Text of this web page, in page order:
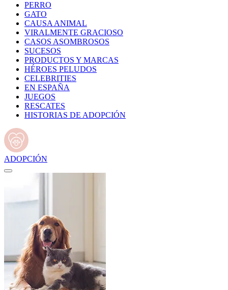
PERRO
GATO
CAUSA ANIMAL
VIRALMENTE GRACIOSO
CASOS ASOMBROSOS
SUCESOS
PRODUCTOS Y MARCAS
HÉROES PELUDOS
CELEBRITIES
EN ESPAÑA
JUEGOS
RESCATES
HISTORIAS DE ADOPCIÓN
ADOPCIÓN